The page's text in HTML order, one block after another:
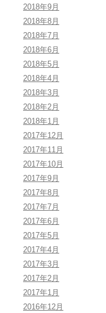
2018年9月
2018年8月
2018年7月
2018年6月
2018年5月
2018年4月
2018年3月
2018年2月
2018年1月
2017年12月
2017年11月
2017年10月
2017年9月
2017年8月
2017年7月
2017年6月
2017年5月
2017年4月
2017年3月
2017年2月
2017年1月
2016年12月